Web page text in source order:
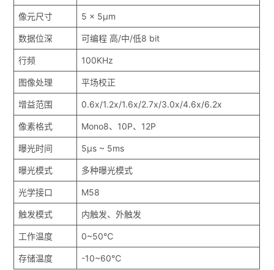
像元尺寸 5 x 5μm
数据位深 可编程 高/中/低8 bit
行频 100KHz
图像处理 平场校正
增益范围 0.6x/1.2x/1.6x/2.7x/3.0x/4.6x/6.2x
像素格式 Mono8、10P、12P
曝光时间 5μs ~ 5ms
曝光模式 多种曝光模式
光学接口 M58
触发模式 内触发、外触发
工作温度 0~50℃
存储温度 -10~60℃